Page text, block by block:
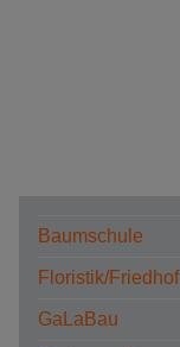
Baumschule
Floristik/Friedhof
GaLaBau